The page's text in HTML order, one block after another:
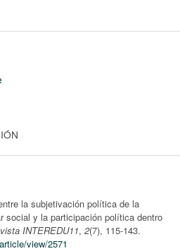
la subjetivación política de la
social y la participación política dentro
INTEREDU11, 2(7), 115-143.
view/2571